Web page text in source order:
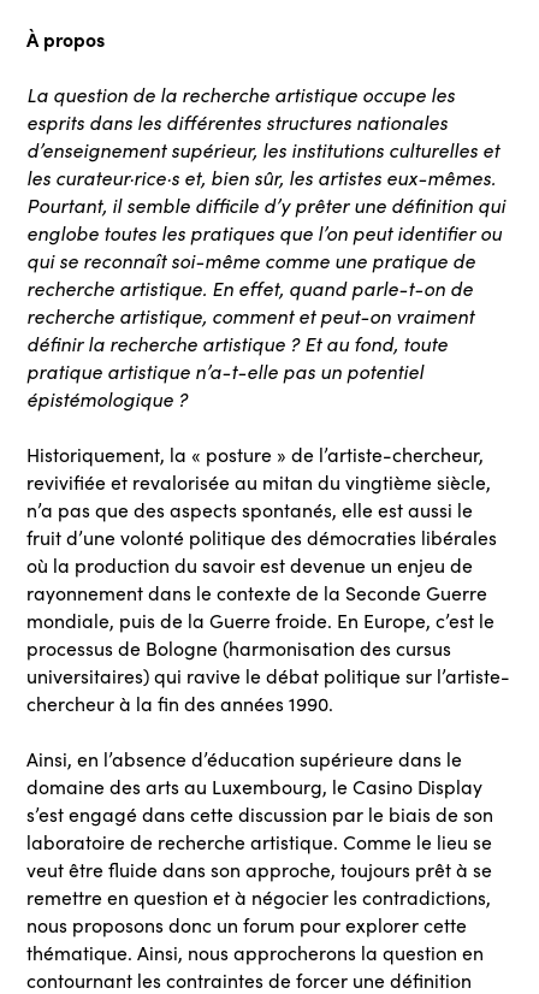
À propos
La question de la recherche artistique occupe les
esprits dans les différentes structures nationales
d’enseignement supérieur, les institutions culturelles et
les curateur·rice·s et, bien sûr, les artistes eux-mêmes.
Pourtant, il semble difficile d’y prêter une définition qui
englobe toutes les pratiques que l’on peut identifier ou
qui se reconnaît soi-même comme une pratique de
recherche artistique. En effet, quand parle-t-on de
recherche artistique, comment et peut-on vraiment
définir la recherche artistique ? Et au fond, toute
pratique artistique n’a-t-elle pas un potentiel
épistémologique ?
Historiquement, la « posture » de l’artiste-chercheur,
revivifiée et revalorisée au mitan du vingtième siècle,
n’a pas que des aspects spontanés, elle est aussi le
fruit d’une volonté politique des démocraties libérales
où la production du savoir est devenue un enjeu de
rayonnement dans le contexte de la Seconde Guerre
mondiale, puis de la Guerre froide. En Europe, c’est le
processus de Bologne (harmonisation des cursus
universitaires) qui ravive le débat politique sur l’artiste-
chercheur à la fin des années 1990.
Ainsi, en l’absence d’éducation supérieure dans le
domaine des arts au Luxembourg, le Casino Display
s’est engagé dans cette discussion par le biais de son
laboratoire de recherche artistique. Comme le lieu se
veut être fluide dans son approche, toujours prêt à se
remettre en question et à négocier les contradictions,
nous proposons donc un forum pour explorer cette
thématique. Ainsi, nous approcherons la question en
contournant les contraintes de forcer une définition